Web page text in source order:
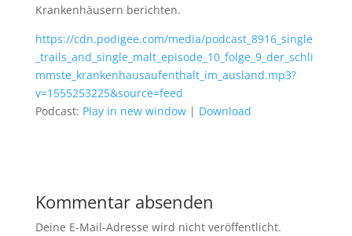
Krankenhäusern berichten.
https://cdn.podigee.com/media/podcast_8916_single
_trails_and_single_malt_episode_10_folge_9_der_schli
mmste_krankenhausaufenthalt_im_ausland.mp3?
v=1555253225&source=feed
Podcast: Play in new window| Download
Kommentar absenden
Deine E-Mail-Adresse wird nicht veröffentlicht.